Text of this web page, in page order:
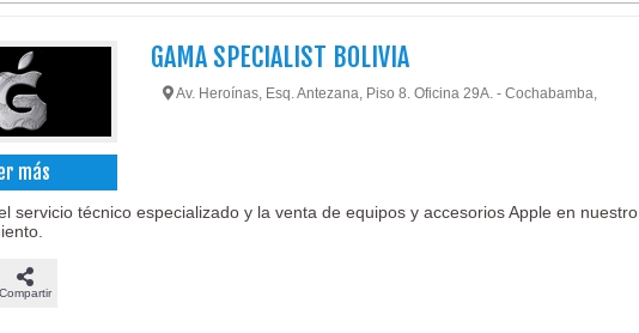
más
GAMA SPECIALIST BOLIVIA
Av. Heroínas, Esq. Antezana, Piso 8. Oficina 29A. - Cochabamba,
servicio técnico especializado y la venta de equipos y accesorios Apple en nuestro
Compartir